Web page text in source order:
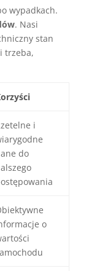
wypadkach.
. Nasi
stan
trzeba,
i
do
o